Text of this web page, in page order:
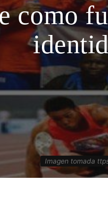
como
Imagen tomada